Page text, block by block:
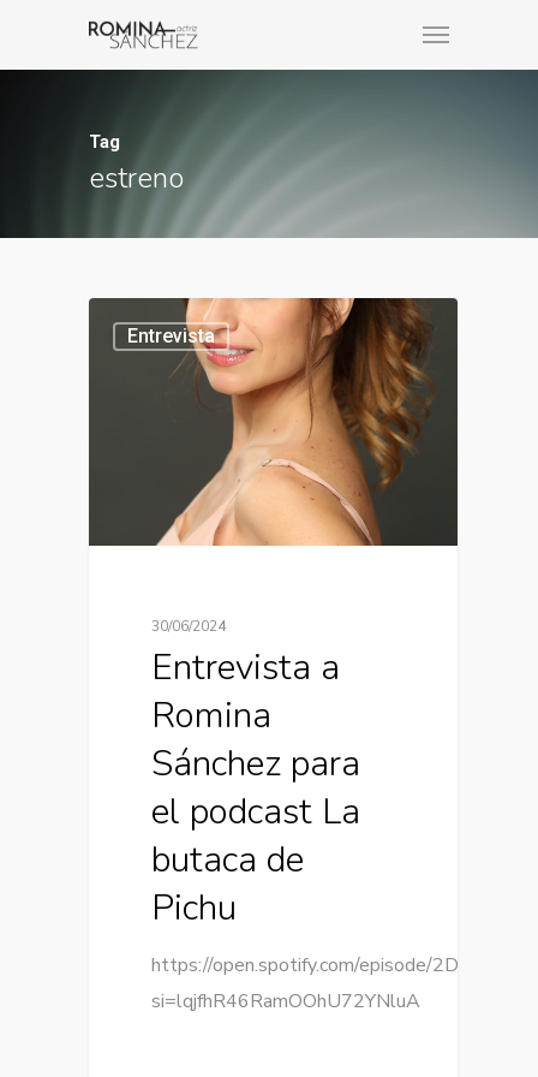
Tag
estreno
Entrevista
30/06/2024
Entrevista a
Romina
Sánchez para
el podcast La
butaca de
Pichu
https://open.spotify.com/episode/
si=lqjfhR46RamOOhU72YNluA